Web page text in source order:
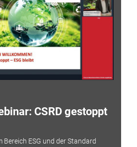
CSRD gestoppt
Bereich ESG und der Standard